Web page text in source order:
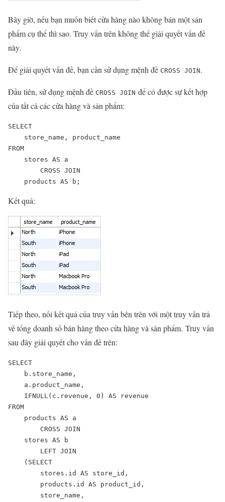
Bây giờ, nếu bạn muốn biết cửa hàng nào không bán một sản
phẩm cụ thể thì sao. Truy vấn trên không thể giải quyết vấn đề
này.
Để giải quyết vấn đề, bạn cần sử dụng mệnh đề CROSS JOIN.
Đầu tiên, sử dụng mệnh đề CROSS JOIN để có được sự kết hợp
của tất cả các cửa hàng và sản phẩm:
SELECT
    store_name, product_name
FROM
    stores AS a
        CROSS JOIN
    products AS b;
Kết quả:
Tiếp theo, nối kết quả của truy vấn bên trên với một truy vấn trả
về tổng doanh số bán hàng theo cửa hàng và sản phẩm. Truy vấn
sau đây giải quyết cho vấn đề trên:
SELECT
    b.store_name,
    a.product_name,
    IFNULL(c.revenue, 0) AS revenue
FROM
    products AS a
        CROSS JOIN
    stores AS b
        LEFT JOIN
    (SELECT
        stores.id AS store_id,
        products.id AS product_id,
        store_name,